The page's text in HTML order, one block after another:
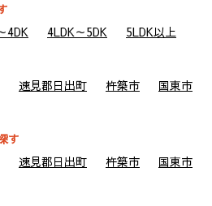
4DK 4LDK～5DK
5LDK以上
速見郡日出町 杵築市
国東市
す
速見郡日出町 杵築市
国東市